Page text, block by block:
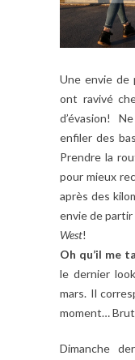
Une envie de
ont ravivé
d’évasion!
enfiler des
Prendre la
pour mieux
après des
envie de partir
West!
Oh qu’il me
le dernier
mars. Il
moment…
Dimanche